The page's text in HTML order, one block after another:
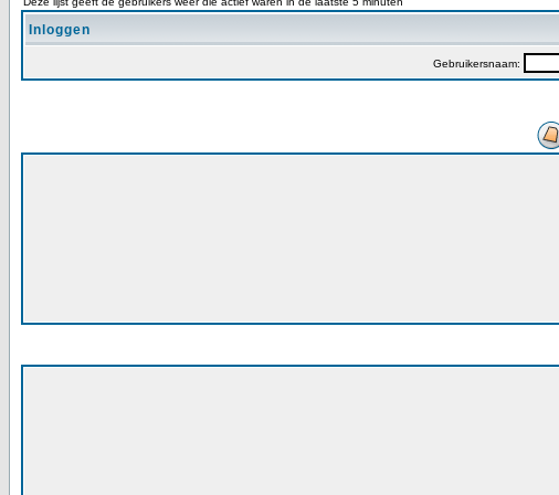
Inloggen
Gebruikersnaam: